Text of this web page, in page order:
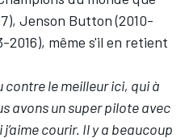
Jenson Button (2010-
2016), même s'il en retient
contre le meilleur ici, qui à
avons un super pilote avec
courir. Il y a beaucoup